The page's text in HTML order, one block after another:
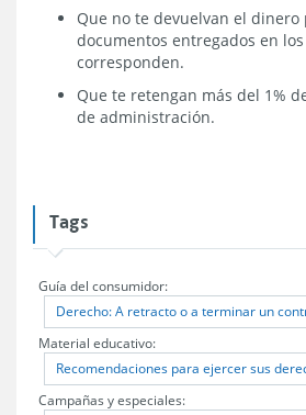
Que no te devuelvan el dinero
documentos entregados en
corresponden.
Que te retengan más del 1%
de administración.
Tags
Guía del consumidor:
Derecho: A retracto o a terminar un
Material educativo:
Recomendaciones para ejercer sus
Campañas y especiales: